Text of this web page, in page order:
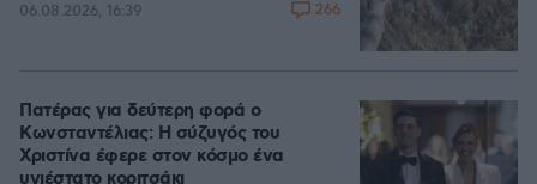
06.08.2026, 16:39 266
Πατέρας για δεύτερη φορά ο
Κωνσταντέλιας: Η σύζυγός του
Χριστίνα έφερε στον κόσμο ένα
υγιέστατο κοριτσάκι